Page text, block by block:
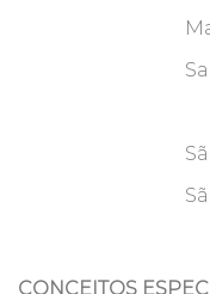
CONCEITOS